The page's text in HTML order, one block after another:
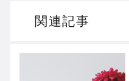
関連記事